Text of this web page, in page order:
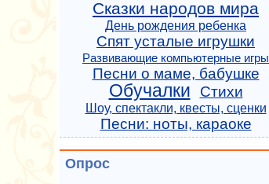
Сказки народов мира
День рождения ребенка
Спят усталые игрушки
Развивающие компьютерные игры
Песни о маме, бабушке
Обучалки Стихи
Шоу, спектакли, квесты, сценки
Песни: ноты, караоке
Опрос